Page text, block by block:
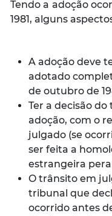
Tendo a adoção
1981, alguns
A adoção deve
adotado
de outubro de
Ter a decisão
adoção, com o
julgado (se
ser feita a
estrangeira
O trânsito em
tribunal que
ocorrido antes